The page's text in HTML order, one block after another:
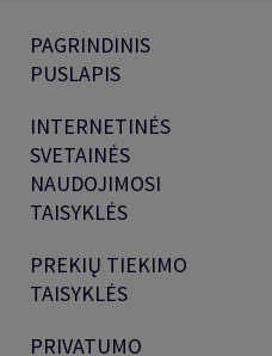
PAGRINDINIS
PUSLAPIS
INTERNETINĖS
SVETAINĖS
NAUDOJIMOSI
TAISYKLĖS
PREKIŲ TIEKIMO
TAISYKLĖS
PRIVATUMO